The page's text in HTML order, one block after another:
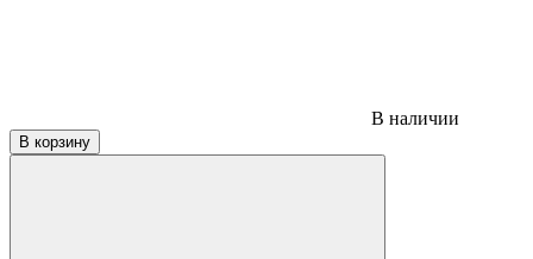
В наличии
В корзину